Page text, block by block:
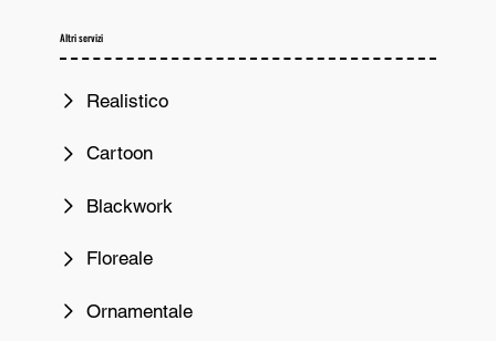
Altri servizi
Realistico
Cartoon
Blackwork
Floreale
Ornamentale